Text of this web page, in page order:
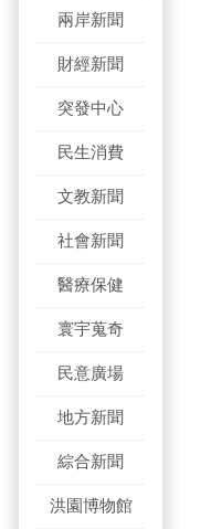
兩岸新聞
財經新聞
突發中心
民生消費
文教新聞
社會新聞
醫療保健
寰宇蒐奇
民意廣場
地方新聞
綜合新聞
洪園博物館